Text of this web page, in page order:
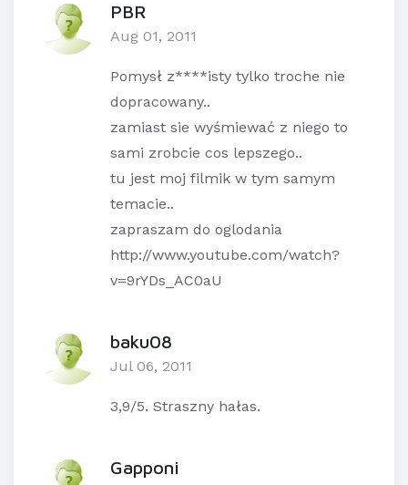
PBR
Aug 01, 2011
Pomysł z****isty tylko troche nie
dopracowany..
zamiast sie wyśmiewać z niego to
sami zrobcie cos lepszego..
tu jest moj filmik w tym samym
temacie..
zapraszam do oglodania
http://www.youtube.com/watch?
v=9rYDs_AC0aU
baku08
Jul 06, 2011
3,9/5. Straszny hałas.
Gapponi